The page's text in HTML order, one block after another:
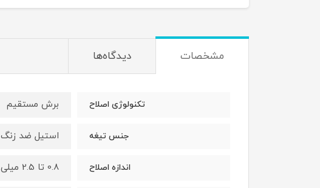
مشخصات دیدگاه‌ها
تکنولوژی اصلاح برش مستقیم
جنس تیغه استیل ضد زنگ
اندازه اصلاح 0.8 تا 2.5 میلی متر